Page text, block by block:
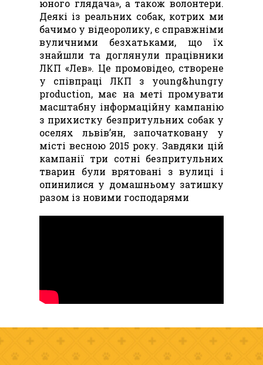
юного глядача», а також волонтери.
Деякі із реальних собак, котрих ми
бачимо у відеоролику, є справжніми
вуличними безхатьками, що їх
знайшли та доглянули працівники
ЛКП «Лев». Це промовідео, створене
у співпраці ЛКП з young&hungry
production, має на меті промувати
масштабну інформаційну кампанію
з прихистку безпритульних собак у
оселях львів’ян, започатковану у
місті весною 2015 року. Завдяки цій
кампанії три сотні безпритульних
тварин були врятовані з вулиці і
опинилися у домашньому затишку
разом із новими господарями